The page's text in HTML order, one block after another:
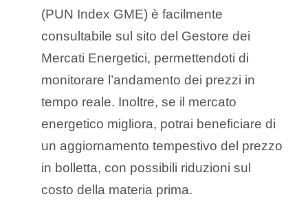
(PUN Index GME) è facilmente
consultabile sul sito del Gestore dei
Mercati Energetici, permettendoti di
monitorare l’andamento dei prezzi in
tempo reale. Inoltre, se il mercato
energetico migliora, potrai beneficiare di
un aggiornamento tempestivo del prezzo
in bolletta, con possibili riduzioni sul
costo della materia prima.